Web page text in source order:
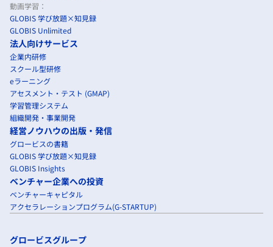
動画学習：
GLOBIS 学び放題×知見録
GLOBIS Unlimited
法人向けサービス
企業内研修
スクール型研修
eラーニング
アセスメント・テスト (GMAP)
学習管理システム
組織開発・事業開発
経営ノウハウの出版・発信
グロービスの書籍
GLOBIS 学び放題×知見録
GLOBIS Insights
ベンチャー企業への投資
ベンチャーキャピタル
アクセラレーションプログラム(G-STARTUP)
グロービスグループ